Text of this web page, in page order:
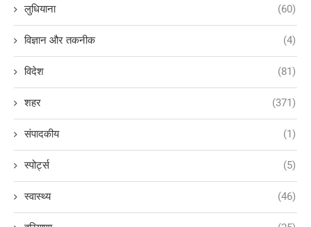
लुधियाना (60)
विज्ञान और तकनीक (4)
विदेश (81)
शहर (371)
संपादकीय (1)
स्पोर्ट्स (5)
स्वास्थ्य (46)